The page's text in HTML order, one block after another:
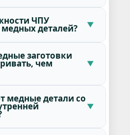
ЧПУ
деталей?
заготовки
чем
медные детали со